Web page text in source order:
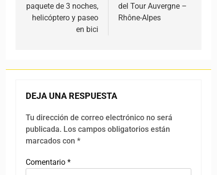
paquete de 3 noches,
helicóptero y paseo
en bici
del Tour Auvergne –
Rhône-Alpes
DEJA UNA RESPUESTA
Tu dirección de correo electrónico no será
publicada. Los campos obligatorios están
marcados con *
Comentario *